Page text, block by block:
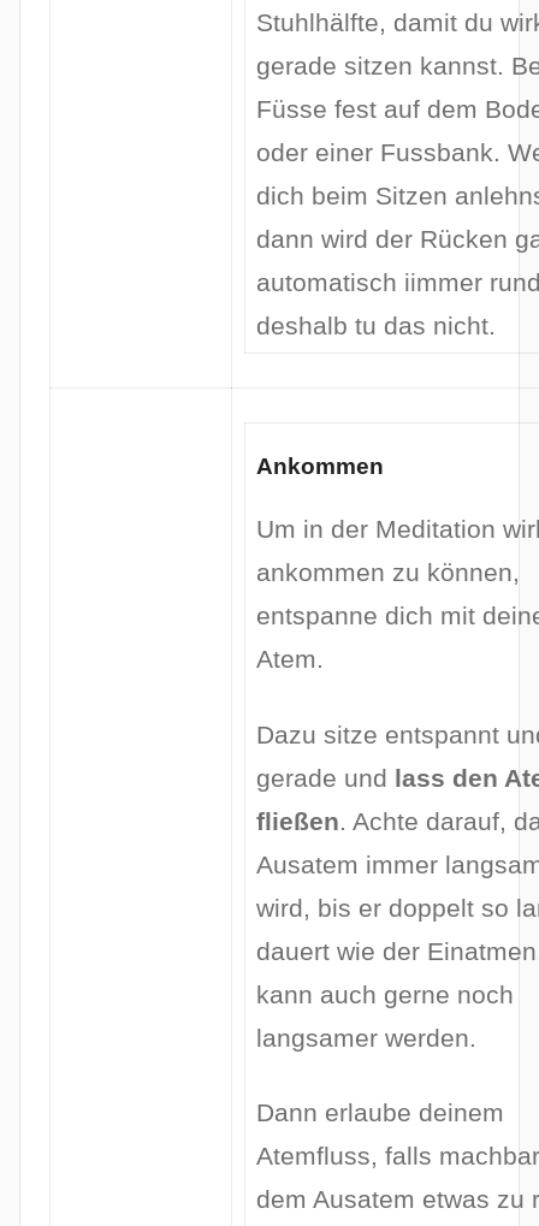
Stuhlhälfte, damit du
gerade sitzen kannst.
Füsse fest auf dem
oder einer Fussbank.
dich beim Sitzen
dann wird der Rücken
automatisch iimmer
deshalb tu das nicht.
Ankommen
Um in der Meditation
ankommen zu können,
entspanne dich mit
Atem.
Dazu sitze entspannt
gerade und lass den
fließen. Achte darauf,
Ausatem immer
wird, bis er doppelt so
dauert wie der
kann auch gerne noch
langsamer werden.
Dann erlaube deinem
Atemfluss, falls
dem Ausatem etwas zu